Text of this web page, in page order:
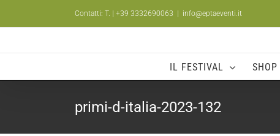
Contatti: T. | +39 3332690063 info@eptaeventi.it
IL FESTIVAL SHOP
primi-d-italia-2023-132